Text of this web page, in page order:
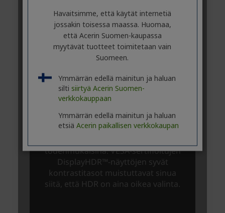
Havaitsimme, että käytät internetiä
jossakin toisessa maassa. Huomaa,
että Acerin Suomen-kaupassa
myytävät tuotteet toimitetaan vain
Suomeen.
Ymmärrän edellä mainitun ja haluan
silti siirtyä Acerin Suomen-
verkkokauppaan
Ymmärrän edellä mainitun ja haluan
etsiä Acerin paikallisen verkkokaupan